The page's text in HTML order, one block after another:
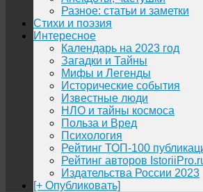
Разное: статьи и заметки
Стихи и поэзия
Интересное
Календарь на 2023 год
Загадки и Тайны
Мифы и Легенды
Исторические события
Известные люди
НЛО и тайны космоса
Польза и Вред
Психология
Рейтинг ТОП-100
Рейтинг авторов
Издательства России 2023
[+ Опубликовать]